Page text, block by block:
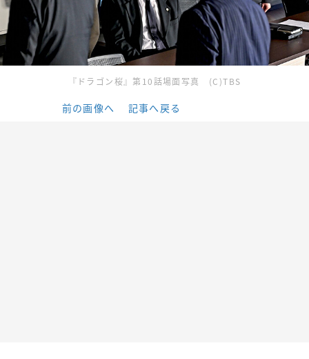
『ドラゴン桜』第10話場面写真 (C)TBS
前の画像へ 記事へ戻る